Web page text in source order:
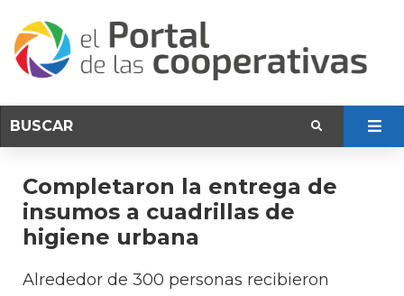
Completaron la entrega de
insumos a cuadrillas de
higiene urbana
Alrededor de 300 personas recibieron